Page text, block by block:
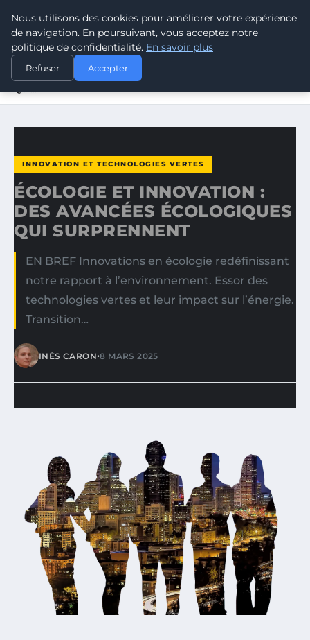
CLIMATE GUARDIAN
ACCUEIL
INNOVATION ET TECHNOLOGIES VERTES
ÉCOLOGIE ET INNOVATION : DES AVANCÉES ÉCOLOGIQUES
INNOVATION ET TECHNOLOGIES VERTES
ÉCOLOGIE ET INNOVATION :
DES AVANCÉES ÉCOLOGIQUES
QUI SURPRENNENT
EN BREF Innovations en écologie redéfinissant
notre rapport à l’environnement. Essor des
technologies vertes et leur impact sur l’énergie.
Transition…
INÈS CARON•8 MARS 2025
Nous utilisons des cookies pour améliorer votre expérience
de navigation. En poursuivant, vous acceptez notre
politique de confidentialité. En savoir plus
Refuser Accepter